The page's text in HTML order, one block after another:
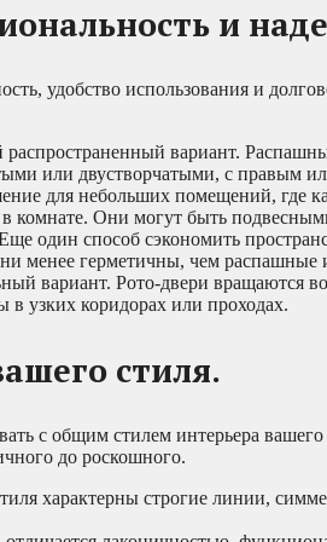
и
удобство использования и
вариант.
или двустворчатыми, с правым
для небольших помещений, где
в комнате. Они могут быть
один способ сэкономить
менее герметичны, чем распашные
вариант. Рото-двери вращаются
в узких коридорах или проходах.
стиля.
с общим стилем интерьера
до роскошного.
характерны строгие линии,